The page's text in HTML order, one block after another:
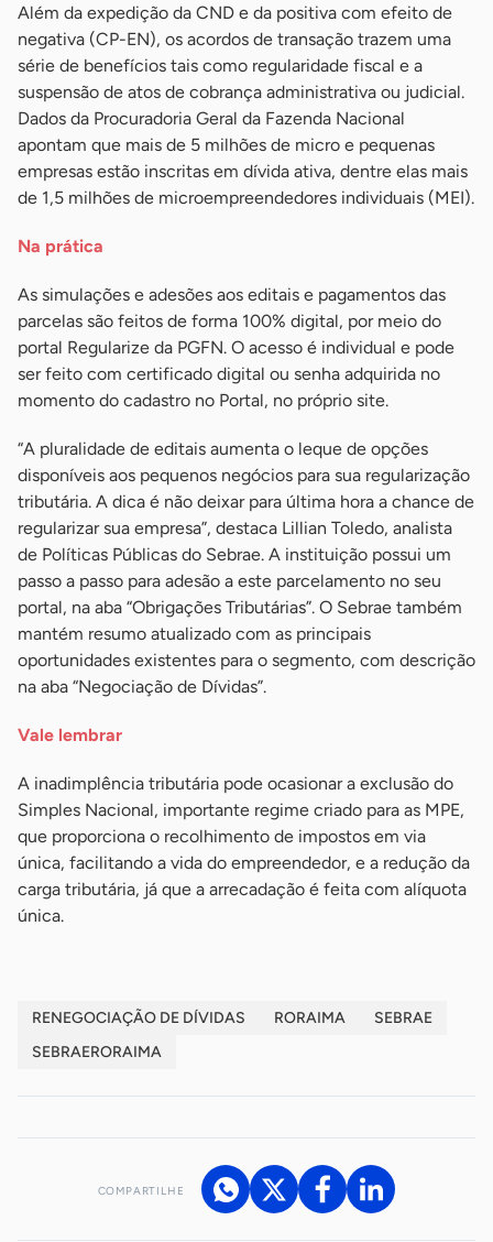
Além da expedição da CND e da positiva com efeito de
negativa (CP-EN), os acordos de transação trazem uma
série de benefícios tais como regularidade fiscal e a
suspensão de atos de cobrança administrativa ou judicial.
Dados da Procuradoria Geral da Fazenda Nacional
apontam que mais de 5 milhões de micro e pequenas
empresas estão inscritas em dívida ativa, dentre elas mais
de 1,5 milhões de microempreendedores individuais (MEI).
Na prática
As simulações e adesões aos editais e pagamentos das
parcelas são feitos de forma 100% digital, por meio do
portal Regularize da PGFN. O acesso é individual e pode
ser feito com certificado digital ou senha adquirida no
momento do cadastro no Portal, no próprio site.
“A pluralidade de editais aumenta o leque de opções
disponíveis aos pequenos negócios para sua regularização
tributária. A dica é não deixar para última hora a chance de
regularizar sua empresa”, destaca Lillian Toledo, analista
de Políticas Públicas do Sebrae. A instituição possui um
passo a passo para adesão a este parcelamento no seu
portal, na aba “Obrigações Tributárias”. O Sebrae também
mantém resumo atualizado com as principais
oportunidades existentes para o segmento, com descrição
na aba “Negociação de Dívidas”.
Vale lembrar
A inadimplência tributária pode ocasionar a exclusão do
Simples Nacional, importante regime criado para as MPE,
que proporciona o recolhimento de impostos em via
única, facilitando a vida do empreendedor, e a redução da
carga tributária, já que a arrecadação é feita com alíquota
única.
RENEGOCIAÇÃO DE DÍVIDAS RORAIMA
SEBRAE
SEBRAERORAIMA
COMPARTILHE